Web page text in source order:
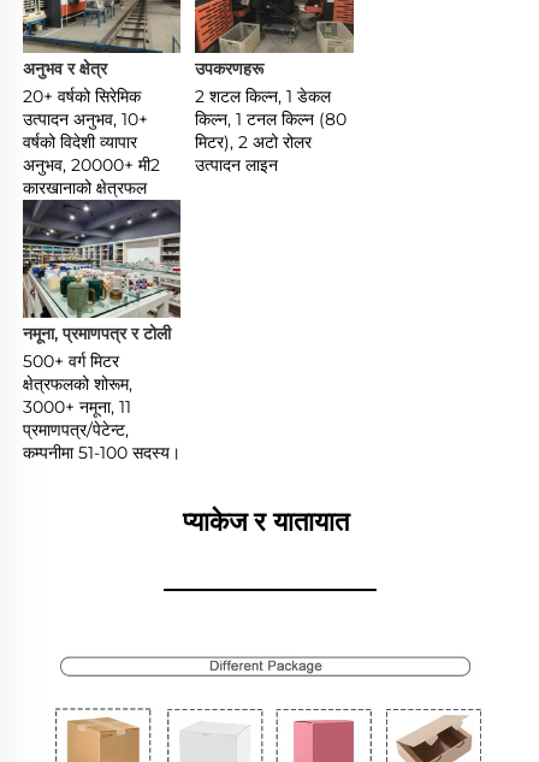
अनुभव र क्षेत्र
20+ वर्षको सिरेमिक
उत्पादन अनुभव, 10+
वर्षको विदेशी व्यापार
अनुभव, 20000+ मी2
कारखानाको क्षेत्रफल
उपकरणहरू
2 शटल किल्न, 1 डेकल
किल्न, 1 टनल किल्न (80
मिटर), 2 अटो रोलर
उत्पादन लाइन
नमूना, प्रमाणपत्र र टोली
500+ वर्ग मिटर
क्षेत्रफलको शोरूम,
3000+ नमूना, 11
प्रमाणपत्र/पेटेन्ट,
प्याकेज र यातायात
________________